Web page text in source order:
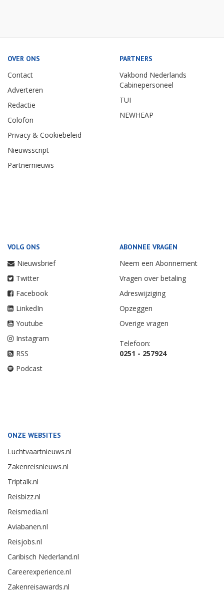
OVER ONS
Contact
Adverteren
Redactie
Colofon
Privacy & Cookiebeleid
Nieuwsscript
Partnernieuws
PARTNERS
Vakbond Nederlands
Cabinepersoneel
TUI
NEWHEAP
VOLG ONS
Nieuwsbrief
Twitter
Facebook
LinkedIn
Youtube
Instagram
RSS
Podcast
ABONNEE VRAGEN
Neem een Abonnement
Vragen over betaling
Adreswijziging
Opzeggen
Overige vragen
Telefoon:
0251 - 257924
ONZE WEBSITES
Luchtvaartnieuws.nl
Zakenreisnieuws.nl
Triptalk.nl
Reisbizz.nl
Reismedia.nl
Aviabanen.nl
Reisjobs.nl
Caribisch Nederland.nl
Careerexperience.nl
Zakenreisawards.nl